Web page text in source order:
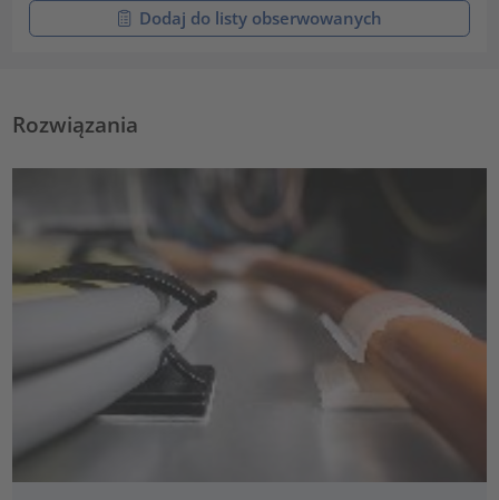
Dodaj do listy obserwowanych
Rozwiązania